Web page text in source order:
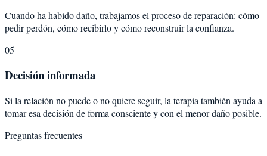
Cuando ha habido daño, trabajamos el proceso de reparación: cómo
pedir perdón, cómo recibirlo y cómo reconstruir la confianza.
05
Decisión informada
Si la relación no puede o no quiere seguir, la terapia también ayuda a
tomar esa decisión de forma consciente y con el menor daño posible.
Preguntas frecuentes